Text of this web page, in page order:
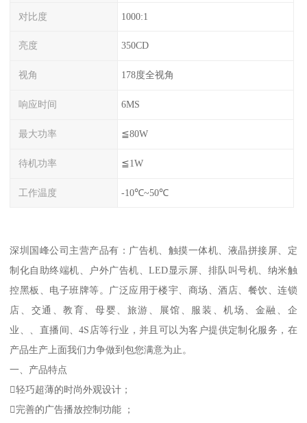
对比度 1000:1
亮度 350CD
视角 178度全视角
响应时间 6MS
最大功率 ≦80W
待机功率 ≦1W
工作温度 -10℃~50℃
深圳国峰公司主营产品有：广告机、触摸一体机、液晶拼接屏、定
制化自助终端机、户外广告机、LED显示屏、排队叫号机、纳米触
控黑板、电子班牌等。广泛应用于楼宇、商场、酒店、餐饮、连锁
店、交通、教育、母婴、旅游、展馆、服装、机场、金融、企
业、、直播间、4S店等行业，并且可以为客户提供定制化服务，在
产品生产上面我们力争做到包您满意为止。
一、产品特点
轻巧超薄的时尚外观设计；
完善的广告播放控制功能 ；